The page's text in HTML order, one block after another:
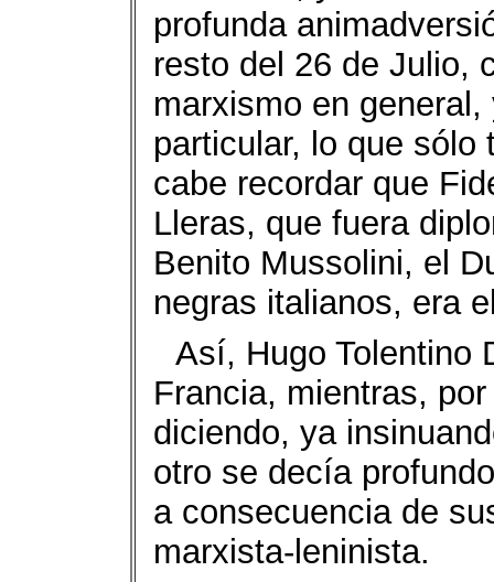
profunda
resto del 26 de Julio,
marxismo en
particular, lo que
cabe recordar que
Lleras, que fuera
Benito Mussolini, el
negras italianos, era
Así, Hugo Tolentino
Francia, mientras,
diciendo, ya
otro se decía
a consecuencia de
marxista-leninista.